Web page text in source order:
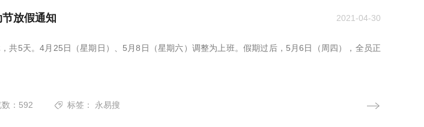
放假通知 2021-04-30
共5天。4月25日（星期日）、5月8日（星期六）调整为上班。假期过后，5月6日（周四），全员正
：592 标签： 永易搜